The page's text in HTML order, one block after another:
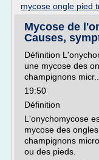
mycose ongle pied
Mycose de
Causes,
Définition
une mycose des
champignons micr...
19:50
Définition
L'onychomycose
mycose des
champignons
ou des pieds.